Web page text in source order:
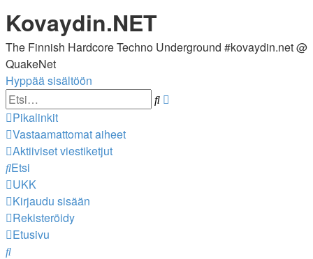
Kovaydin.NET
The Finnish Hardcore Techno Underground #kovaydin.net @
QuakeNet
Hyppää sisältöön
Etsi
Pikalinkit
Vastaamattomat aiheet
Aktiiviset viestiketjut
Etsi
UKK
Kirjaudu sisään
Rekisteröidy
Etusivu
Etsi